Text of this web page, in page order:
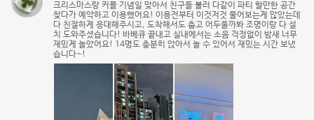
크리스마스랑 커플 기념일 맞아서 친구들 불러 다같이 파티 할만한 공간
찾다가 예약하고 이용했어요! 이용전부터 이것저것 물어보는게 많았는데
다 친절하게 응대해주시고, 도착해서도 춥고 어두울까봐 조명이랑 다 설
치 도와주셨습니다! 바베큐 끝내고 실내에서는 소음 걱정없이 밤새 너무
재밌게 놀았어요! 14명도 충분히 앉아서 놀 수 있어서 재밌는 시간 보냈
습니다~!